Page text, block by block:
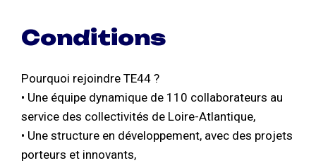
Conditions
Pourquoi rejoindre TE44 ?
• Une équipe dynamique de 110 collaborateurs au
service des collectivités de Loire-Atlantique,
• Une structure en développement, avec des projets
porteurs et innovants,